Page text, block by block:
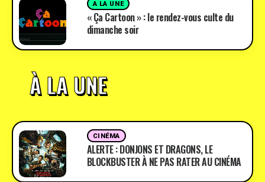
A LA UNE
« Ça Cartoon » : le rendez-vous culte du
dimanche soir
À LA UNE
CINÉMA
ALERTE : DONJONS ET DRAGONS, LE
BLOCKBUSTER À NE PAS RATER AU CINÉMA